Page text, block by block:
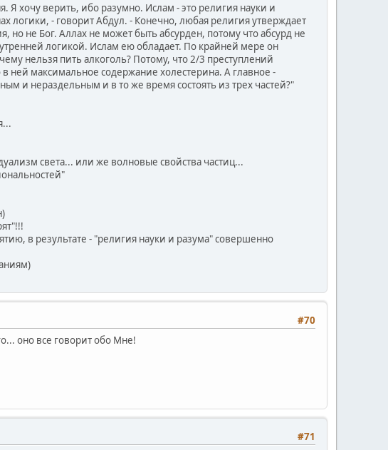
Я хочу верить, ибо разумно. Ислам - это религия науки и
логики, - говорит Абдул. - Конечно, любая религия утверждает
но не Бог. Аллах не может быть абсурден, потому что абсурд не
логикой. Ислам ею обладает. По крайней мере он
нельзя пить алкоголь? Потому, что 2/3 преступлений
ней максимальное содержание холестерина. А главное -
и нераздельным и в то же время состоять из трех частей?"
света... или же волновые свойства частиц...
в результате - "религия науки и разума" совершенно
#70
оно все говорит обо Мне!
#71